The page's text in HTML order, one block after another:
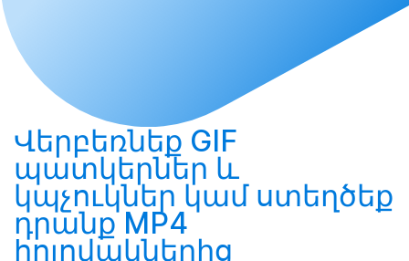
Վերբեռնեք GIF
պատկերներ և
կպչուկներ կամ ստեղծեք
դրանք MP4
հոլովակներից